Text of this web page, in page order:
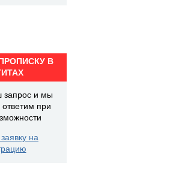
В
запрос и мы
ответим при
на